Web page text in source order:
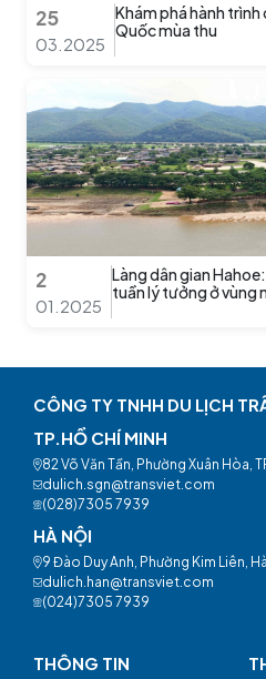
25
03.2025
Khám phá hành trình
Quốc mùa thu
2
01.2025
Làng dân gian
tuần lý tưởng ở vùng
CÔNG TY TNHH DU LỊCH
TP.HỒ CHÍ MINH
82 Võ Văn Tần, Phường Xuân Hòa,
dulich.sgn@transviet.com
(028)7305 7939
HÀ NỘI
9 Đào Duy Anh, Phường Kim Liên,
dulich.han@transviet.com
(024)7305 7939
THÔNG TIN